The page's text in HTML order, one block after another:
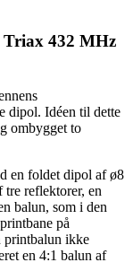
Triax 432 MHz
dipol. Idéen til dette
ombygget to
en foldet dipol af ø8
tre reflektorer, en
balun, som i den
på
printbalun ikke
en 4:1 balun af